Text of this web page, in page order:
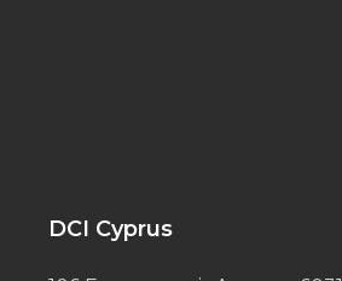
DCI Cyprus